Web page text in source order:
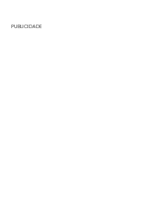
PUBLICIDADE